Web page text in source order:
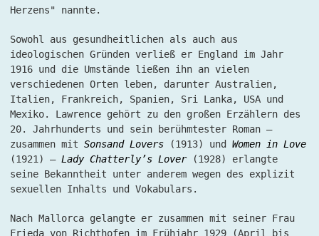
Herzens" nannte.
Sowohl aus gesundheitlichen als auch aus
ideologischen Gründen verließ er England im Jahr
1916 und die Umstände ließen ihn an vielen
verschiedenen Orten leben, darunter Australien,
Italien, Frankreich, Spanien, Sri Lanka, USA und
Mexiko. Lawrence gehört zu den großen Erzählern des
20. Jahrhunderts und sein berühmtester Roman –
zusammen mit Sonsand Lovers(1913) und Women in Love
(1921) – Lady Chatterly’s Lover(1928) erlangte
seine Bekanntheit unter anderem wegen des explizit
sexuellen Inhalts und Vokabulars.
Nach Mallorca gelangte er zusammen mit seiner Frau
Frieda von Richthofen im Frühjahr 1929 (April bis